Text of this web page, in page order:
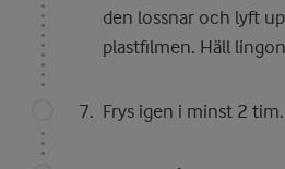
den lossnar och lyft
plastfilmen. Häll
Frys igen i minst 2 tim.